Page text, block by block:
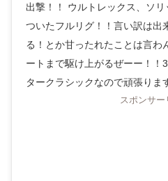
出撃！！ ウルトレックス、ソ
ついたフルリグ！！言い訳は出
る！とか甘ったれたことは言わ
ートまで駆け上がるぜーー！！
タークラシックなので頑張りま
スポンサー